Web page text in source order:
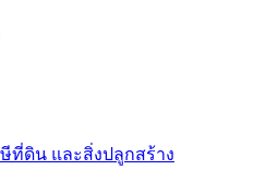
ที่ดิน และสิ่งปลูกสร้าง